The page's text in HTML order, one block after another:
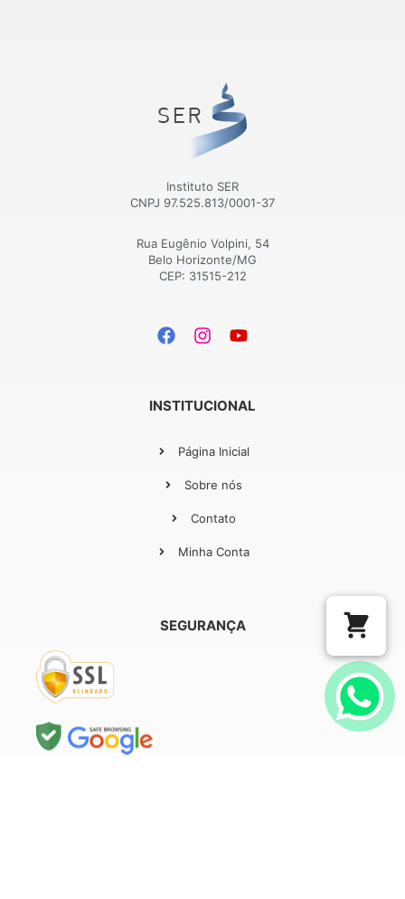
Instituto SER
CNPJ 97.525.813/0001-37
Rua Eugênio Volpini, 54
Belo Horizonte/MG
CEP: 31515-212
INSTITUCIONAL
Página Inicial
Sobre nós
Contato
Minha Conta
SEGURANÇA